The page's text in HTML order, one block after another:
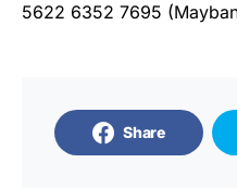
5622 6352 7695
Share